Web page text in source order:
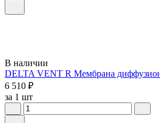
В наличии
DELTA VENT R Мембрана
6 510 ₽
за 1 шт